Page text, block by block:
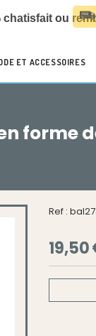
chatisfait ou
ET ACCESSOIRES
forme
Ref :
19,50